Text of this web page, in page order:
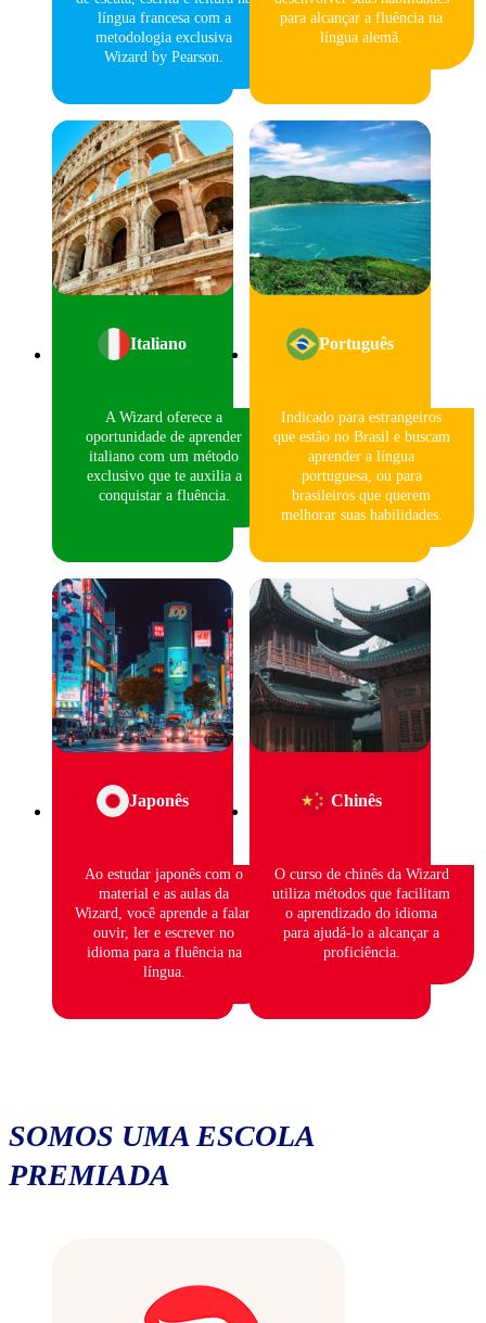
língua francesa com a
metodologia exclusiva
Wizard by Pearson.
para alcançar a fluência na
língua alemã.
Italiano
A Wizard oferece a
oportunidade de aprender
italiano com um método
exclusivo que te auxilia a
conquistar a fluência.
Português
Indicado para estrangeiros
que estão no Brasil e buscam
aprender a língua
portuguesa, ou para
brasileiros que querem
melhorar suas habilidades.
Japonês
Ao estudar japonês com o
material e as aulas da
Wizard, você aprende a falar,
ouvir, ler e escrever no
idioma para a fluência na
língua.
Chinês
O curso de chinês da Wizard
utiliza métodos que facilitam
o aprendizado do idioma
para ajudá-lo a alcançar a
proficiência.
SOMOS UMA ESCOLA
PREMIADA